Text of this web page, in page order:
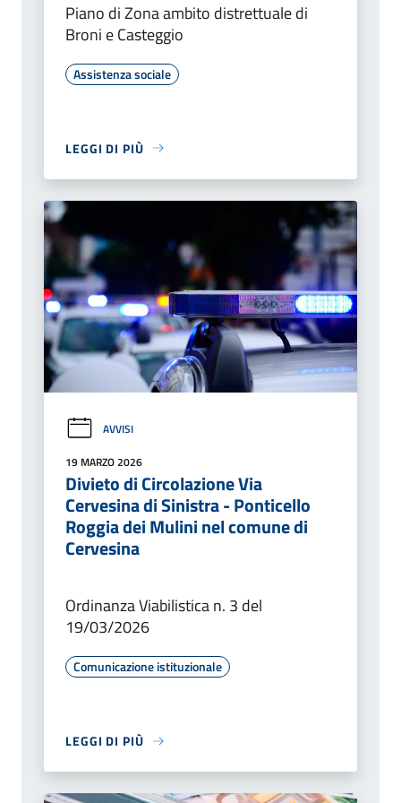
Piano di Zona ambito distrettuale di
Broni e Casteggio
Assistenza sociale
LEGGI DI PIÙ
AVVISI
19 MARZO 2026
Divieto di Circolazione Via
Cervesina di Sinistra - Ponticello
Roggia dei Mulini nel comune di
Cervesina
Ordinanza Viabilistica n. 3 del
19/03/2026
Comunicazione istituzionale
LEGGI DI PIÙ